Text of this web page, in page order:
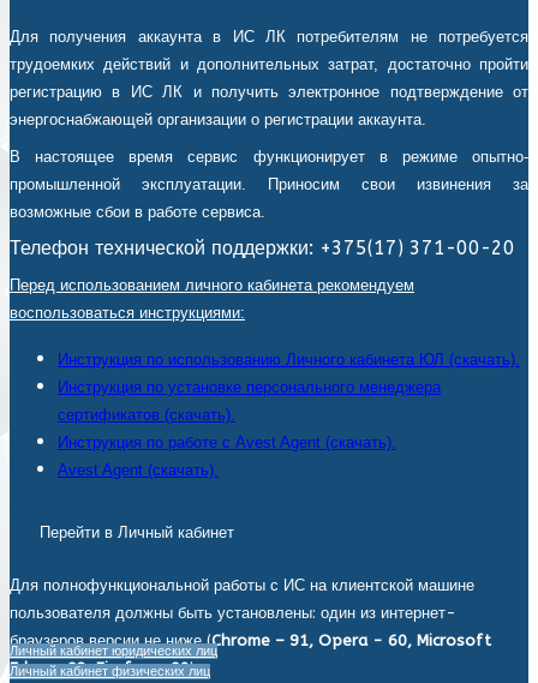
Для получения аккаунта в ИС ЛК потребителям не потребуется
трудоемких действий и дополнительных затрат, достаточно пройти
регистрацию в ИС ЛК и получить электронное подтверждение от
энергоснабжающей организации о регистрации аккаунта.
В настоящее время сервис функционирует в режиме опытно-
промышленной эксплуатации. Приносим свои извинения за
возможные сбои в работе сервиса.
Телефон технической поддержки: +375(17) 371-00-20
Перед использованием личного кабинета рекомендуем
воспользоваться инструкциями:
Инструкция по использованию Личного кабинета ЮЛ (скачать).
Инструкция по установке персонального менеджера
сертификатов (скачать).
Инструкция по работе с Avest Agent (скачать).
Avest Agent (скачать).
Перейти в Личный кабинет
Для полнофункциональной работы с ИС на клиентской машине
пользователя должны быть установлены: один из интернет-
браузеров версии не ниже (Chrome – 91, Opera - 60, Microsoft
Edge - 93, Firefox - 92).
Личный кабинет юридических лиц
Личный кабинет физических лиц